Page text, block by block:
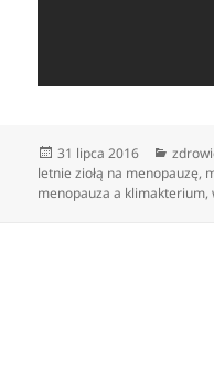
Data
publikacji
31 lipca 2016
letnie ziołą na menopauzę,
menopauza a klimakterium,